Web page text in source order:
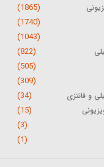
(1865)
(1740)
(1043)
(822)
(505)
(309)
و فانتزی (34)
(15)
(3)
(1)